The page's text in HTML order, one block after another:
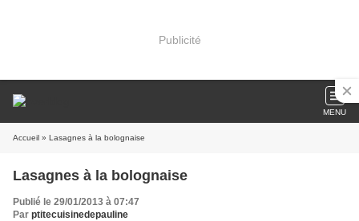
Publicité
MENU
Accueil » Lasagnes à la bolognaise
Lasagnes à la bolognaise
Publié le 29/01/2013 à 07:47
Par ptitecuisinedepauline